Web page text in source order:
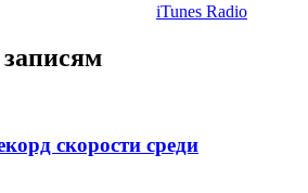
iTunes Radio
скорости среди